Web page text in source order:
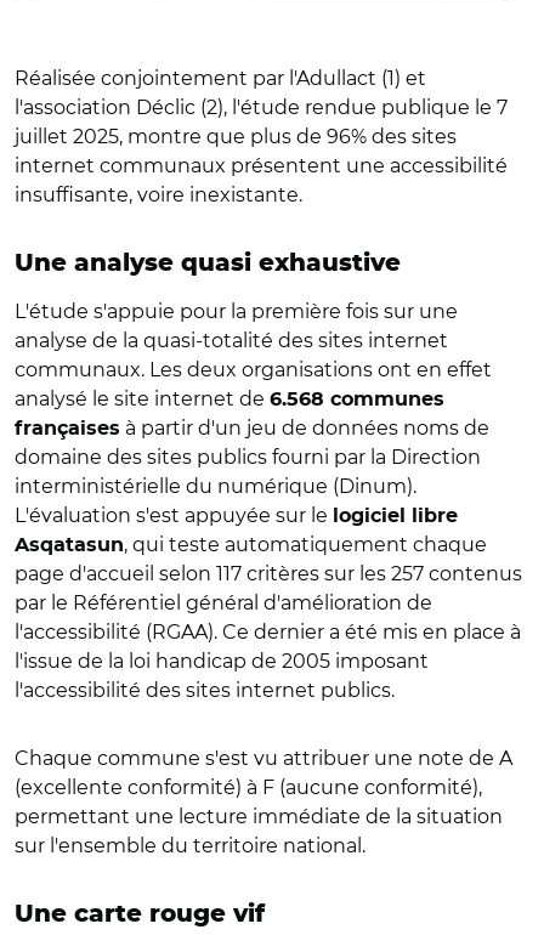
Réalisée conjointement par l'Adullact (1) et
l'association Déclic (2), l'étude rendue publique le 7
juillet 2025, montre que plus de 96% des sites
internet communaux présentent une accessibilité
insuffisante, voire inexistante.
Une analyse quasi exhaustive
L'étude s'appuie pour la première fois sur une
analyse de la quasi-totalité des sites internet
communaux. Les deux organisations ont en effet
analysé le site internet de 6.568 communes
françaises à partir d'un jeu de données noms de
domaine des sites publics fourni par la Direction
interministérielle du numérique (Dinum).
L'évaluation s'est appuyée sur le
logiciel libre
Asqatasun, qui teste automatiquement chaque
page d'accueil selon 117 critères sur les 257 contenus
par le Référentiel général d'amélioration de
l'accessibilité (RGAA). Ce dernier a été mis en place à
l'issue de la loi handicap de 2005 imposant
l'accessibilité des sites internet publics.
Chaque commune s'est vu attribuer une note de A
(excellente conformité) à F (aucune conformité),
permettant une lecture immédiate de la situation
sur l'ensemble du territoire national.
Une carte rouge vif